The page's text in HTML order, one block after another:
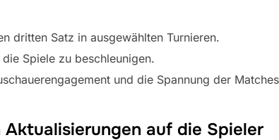
dritten Satz in ausgewählten Turnieren.
Spiele zu beschleunigen.
und die Spannung der
auf die Spieler